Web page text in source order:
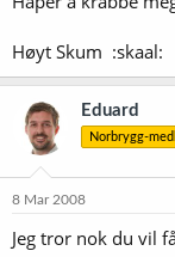
Høyt Skum :skaal:
Eduard
Norbrygg-
8 Mar 2008
Jeg tror nok du vil